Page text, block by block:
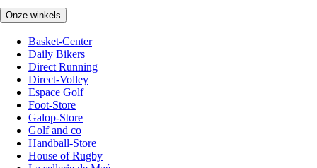
Onze winkels
Basket-Center
Daily Bikers
Direct Running
Direct-Volley
Espace Golf
Foot-Store
Galop-Store
Golf and co
Handball-Store
House of Rugby